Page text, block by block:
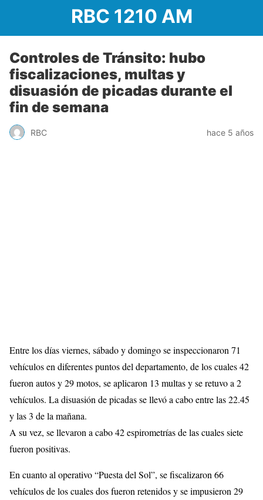
RBC 1210 AM
Controles de Tránsito: hubo
fiscalizaciones, multas y
disuasión de picadas durante el
fin de semana
RBC hace 5 años
Entre los días viernes, sábado y domingo se inspeccionaron 71
vehículos en diferentes puntos del departamento, de los cuales 42
fueron autos y 29 motos, se aplicaron 13 multas y se retuvo a 2
vehículos. La disuasión de picadas se llevó a cabo entre las 22.45
y las 3 de la mañana.
A su vez, se llevaron a cabo 42 espirometrías de las cuales siete
fueron positivas.
En cuanto al operativo “Puesta del Sol”, se fiscalizaron 66
vehículos de los cuales dos fueron retenidos y se impusieron 29